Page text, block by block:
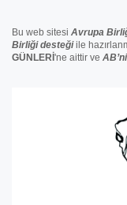
Bu web sitesi Avrupa
Birliğidesteğiile
GÜNLERİ'ne aittir ve